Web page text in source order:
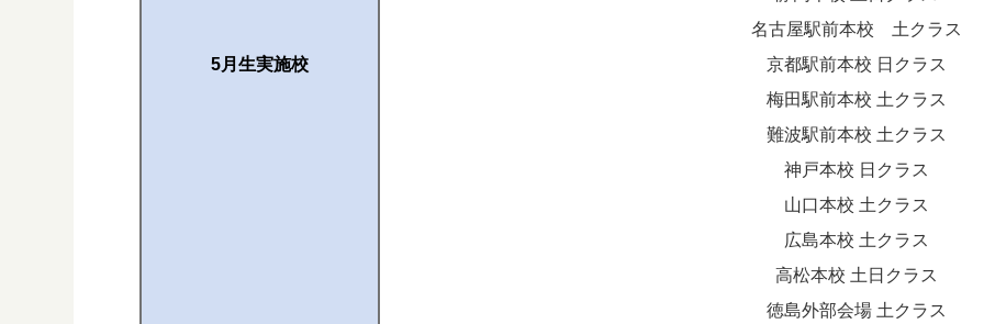
5月生実施校
名古屋駅前本校 土クラス
京都駅前本校 日クラス
梅田駅前本校 土クラス
難波駅前本校 土クラス
神戸本校 日クラス
山口本校 土クラス
広島本校 土クラス
高松本校 土日クラス
徳島外部会場 土クラス